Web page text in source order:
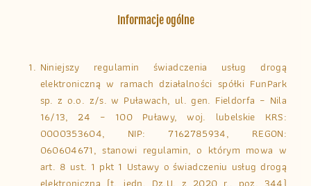
Informacje ogólne
Niniejszy regulamin świadczenia usług drogą
elektroniczną w ramach działalności spółki FunPark
sp. z o.o. z/s. w Puławach, ul. gen. Fieldorfa – Nila
16/13, 24 – 100 Puławy, woj. lubelskie KRS:
0000353604, NIP: 7162785934, REGON:
060604671, stanowi regulamin, o którym mowa w
art. 8 ust. 1 pkt 1 Ustawy o świadczeniu usług drogą